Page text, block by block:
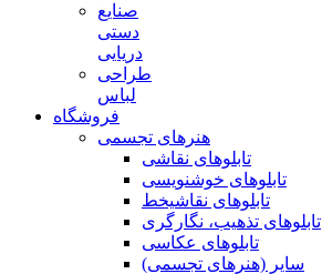
صنایع
دستی
دریایی
طراحی
لباس
فروشگاه
هنرهای تجسمی
تابلوهای نقاشی
تابلوهای خوشنویسی
تابلوهای نقاشیخط
تابلوهای تذهیب، نگارگری
تابلوهای عکاسی
سایر (هنرهای تجسمی)